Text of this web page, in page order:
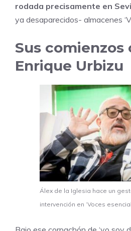
rodada precisamente en
ya desaparecidos- almacenes
Sus comienzos
Enrique Urbizu
Álex de la Iglesia hace un
intervención en ‘Voces